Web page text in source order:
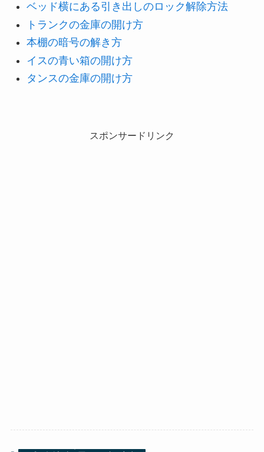
ベッド横にある引き出しのロック解除方法
トランクの金庫の開け方
本棚の暗号の解き方
イスの青い箱の開け方
タンスの金庫の開け方
スポンサードリンク